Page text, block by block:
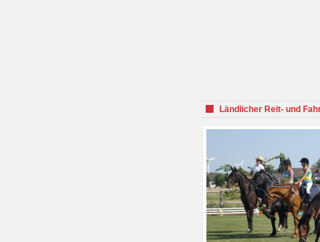
Ländlicher Reit- und